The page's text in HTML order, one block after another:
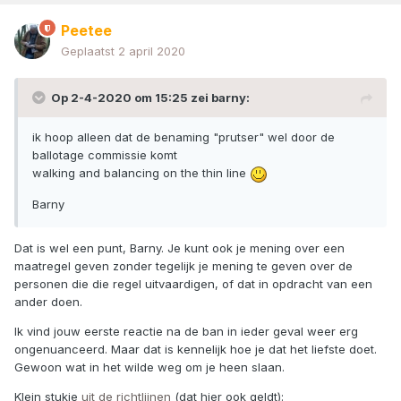
Peetee
Geplaatst 2 april 2020
Op 2-4-2020 om 15:25 zei barny:
ik hoop alleen dat de benaming "prutser" wel door de
ballotage commissie komt
walking and balancing on the thin line
Barny
Dat is wel een punt, Barny. Je kunt ook je mening over een
maatregel geven zonder tegelijk je mening te geven over de
personen die die regel uitvaardigen, of dat in opdracht van een
ander doen.
Ik vind jouw eerste reactie na de ban in ieder geval weer erg
ongenuanceerd. Maar dat is kennelijk hoe je dat het liefste doet.
Gewoon wat in het wilde weg om je heen slaan.
Klein stukje uit de richtlijnen (dat hier ook geldt):